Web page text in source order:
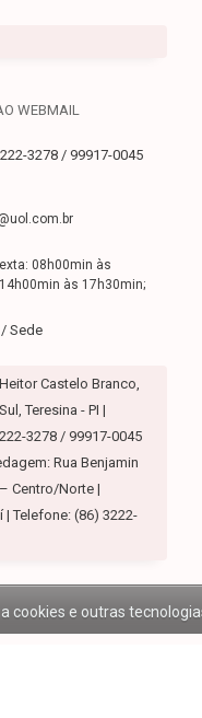
WEBMAIL
3278 / 99917-0045
08h00min às
às 17h30min;
Sede
Castelo Branco,
Teresina - PI |
3278 / 99917-0045
Rua Benjamin
Centro/Norte |
| Telefone: (86) 3222-
cookies e outras